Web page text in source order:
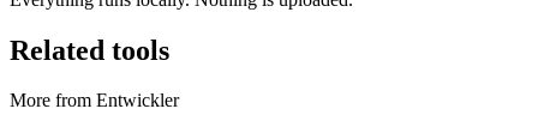
Related tools
More from Entwickler